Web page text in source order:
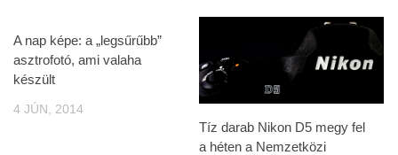
A nap képe: a „legsűrűbb”
asztrofotó, ami valaha
készült
4 JÚN, 2014
Tíz darab Nikon D5 megy fel
a héten a Nemzetközi